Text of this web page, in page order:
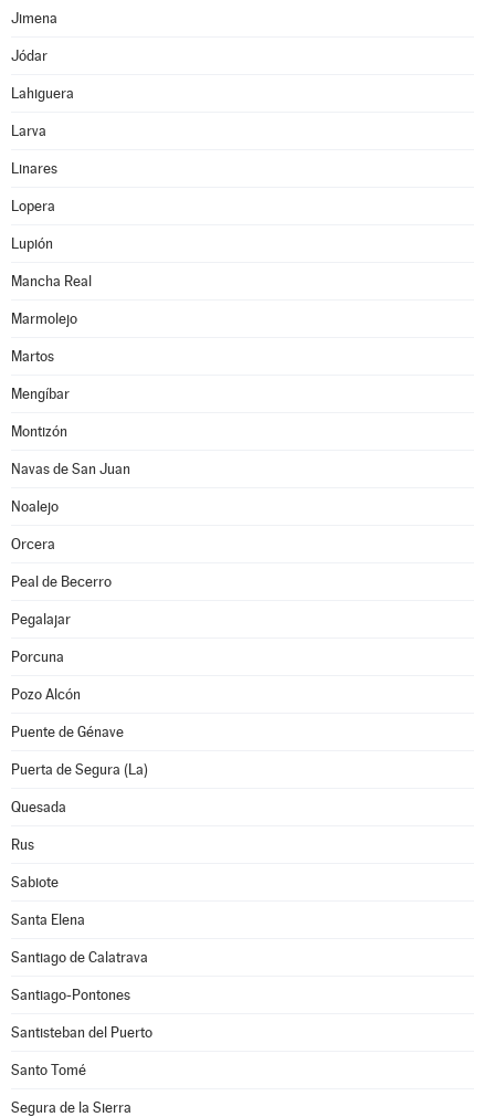
Jimena
Jódar
Lahiguera
Larva
Linares
Lopera
Lupión
Mancha Real
Marmolejo
Martos
Mengíbar
Montizón
Navas de San Juan
Noalejo
Orcera
Peal de Becerro
Pegalajar
Porcuna
Pozo Alcón
Puente de Génave
Puerta de Segura (La)
Quesada
Rus
Sabiote
Santa Elena
Santiago de Calatrava
Santiago-Pontones
Santisteban del Puerto
Santo Tomé
Segura de la Sierra